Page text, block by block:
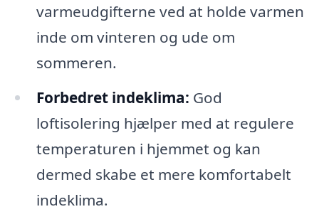
varmeudgifterne ved at holde varmen
inde om vinteren og ude om
sommeren.
Forbedret indeklima: God
loftisolering hjælper med at regulere
temperaturen i hjemmet og kan
dermed skabe et mere komfortabelt
indeklima.